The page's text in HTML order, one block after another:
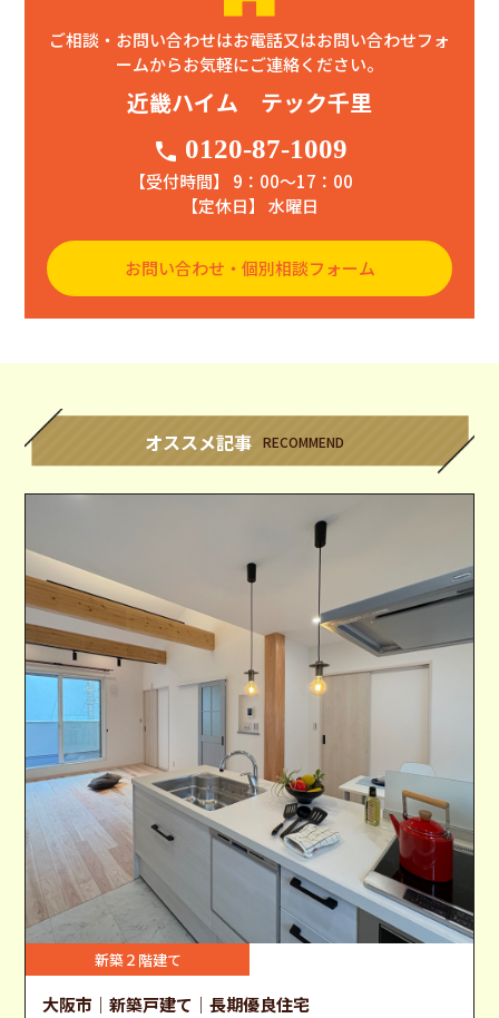
ご相談・お問い合わせはお電話又はお問い合わせフォ
ームからお気軽にご連絡ください。
近畿ハイム テック千里
phone 0120-87-1009
【受付時間】 9：00〜17：00
【定休日】 水曜日
お問い合わせ・個別相談フォーム
オススメ記事 RECOMMEND
新築２階建て
大阪市｜新築戸建て｜長期優良住宅